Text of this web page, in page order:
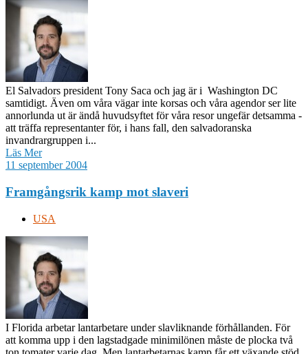
El Salvadors president Tony Saca och jag är i Washington DC
samtidigt. Även om våra vägar inte korsas och våra agendor ser lite
annorlunda ut är ändå huvudsyftet för våra resor ungefär detsamma -
att träffa representanter för, i hans fall, den salvadoranska
invandrargruppen i...
Läs Mer
11 september 2004
Framgångsrik kamp mot slaveri
USA
I Florida arbetar lantarbetare under slavliknande förhållanden. För
att komma upp i den lagstadgade minimilönen måste de plocka två